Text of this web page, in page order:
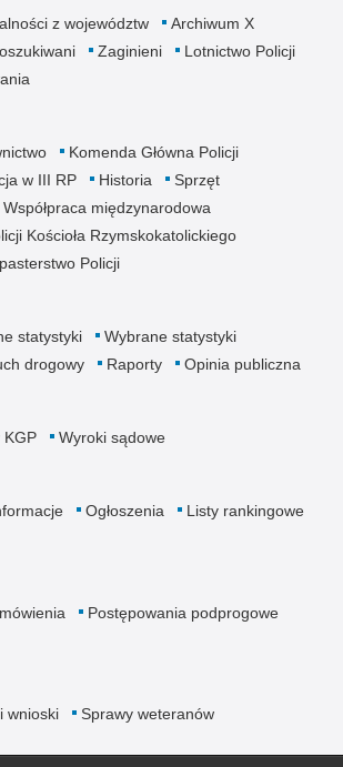
z województw
Archiwum X
Zaginieni
Lotnictwo Policji
Komenda Główna Policji
w III RP Historia
Sprzęt
Współpraca międzynarodowa
Kościoła Rzymskokatolickiego
Policji
statystyki
Wybrane statystyki
drogowy Raporty Opinia publiczna
KGP Wyroki sądowe
Ogłoszenia
Listy rankingowe
Postępowania podprogowe
wnioski Sprawy weteranów